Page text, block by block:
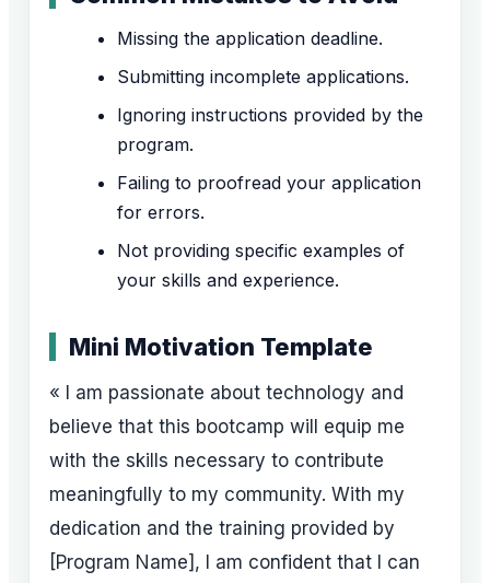
Missing the application deadline.
Submitting incomplete applications.
Ignoring instructions provided by the
program.
Failing to proofread your application
for errors.
Not providing specific examples of
your skills and experience.
Mini Motivation Template
« I am passionate about technology and
believe that this bootcamp will equip me
with the skills necessary to contribute
meaningfully to my community. With my
dedication and the training provided by
[Program Name], I am confident that I can